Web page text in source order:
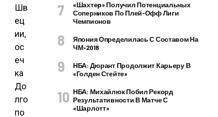
«Шахтер» Получил Потенциальных
Соперников По Плей-Офф Лиги
Чемпионов
Япония Определилась С Составом На
ЧМ-2018
НБА: Дюрант Продолжит Карьеру В
«Голден Стейте»
НБА: Михайлюк Побил Рекорд
Результативности В Матче С
«Шарлотт»